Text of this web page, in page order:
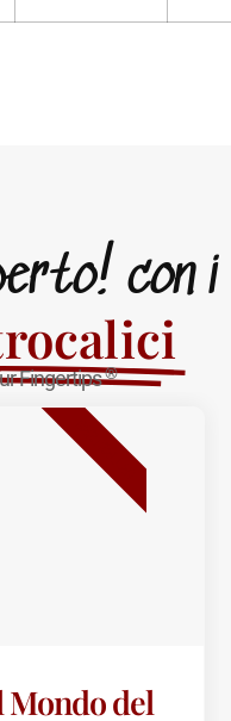
con i
Fingertips®
Mondo del
BESTSELLER